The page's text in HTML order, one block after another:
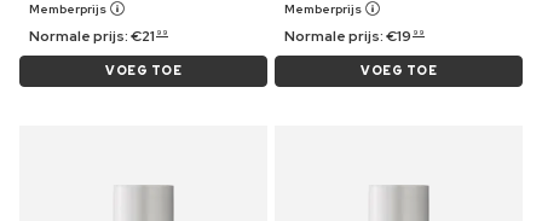
Memberprijs
Normale prijs:€21 99
VOEG TOE
Memberprijs
Normale prijs:€19 99
VOEG TOE